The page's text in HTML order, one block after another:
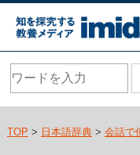
TOP > 日本語辞典> 会話で